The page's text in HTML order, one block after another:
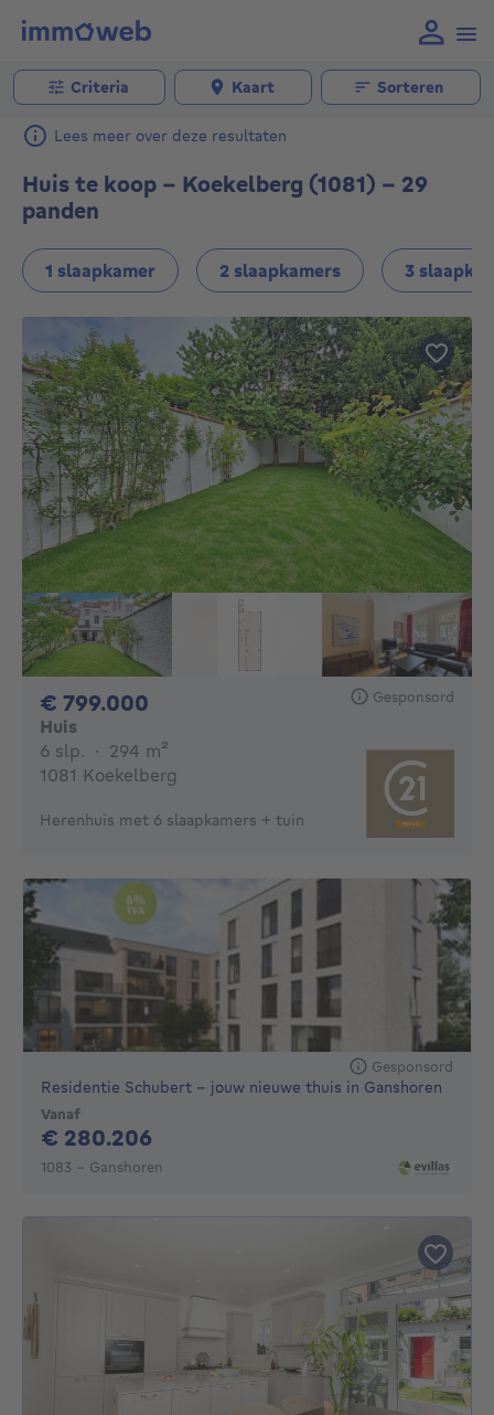
Criteria Kaart Sorteren
Lees meer over deze resultaten
Huis te koop - Koekelberg (1081) - 29
panden
1 slaapkamer 2 slaapkamers 3
€ 799.000 Gesponsord
Huis
6 slp. 6 slaapkamers
· 294 m²
1081 Koekelberg
Herenhuis met 6 slaapkamers + tuin
Gesponsord
Residentie Schubert - jouw nieuwe thuis in Ganshoren
Vanaf
€ 280.206
1083 - Ganshoren